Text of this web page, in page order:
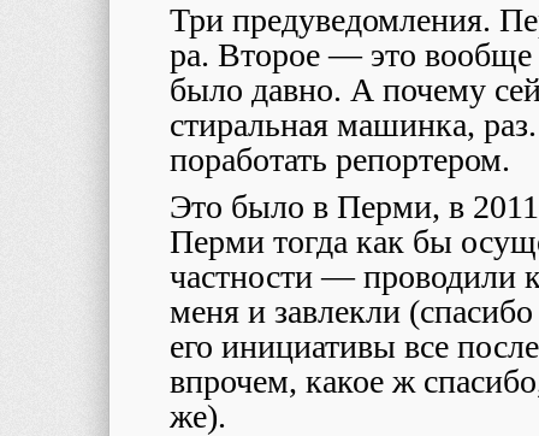
Три предуведомления.
ра. Второе — это вообще
было давно. А почему
стиральная машинка,
поработать репортером.
Это было в Перми, в
Перми тогда как бы
частности — проводили
меня и завлекли
его инициативы все
впрочем, какое ж
же).